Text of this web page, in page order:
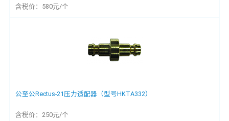
含税价：580元/个
公至公Rectus-21压力适配器（型号HKTA332）
含税价：250元/个